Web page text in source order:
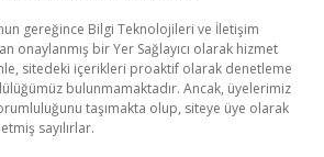
gereğince Bilgi Teknolojileri ve İletişim
onaylanmış bir Yer Sağlayıcı olarak hizmet
sitedeki içerikleri proaktif olarak denetleme
bulunmamaktadır. Ancak, üyelerimiz
taşımakta olup, siteye üye olarak
sayılırlar.